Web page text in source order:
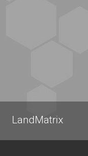
LandMatrix